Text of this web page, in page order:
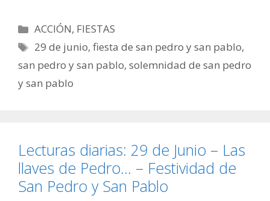
Categorías
ACCIÓN, FIESTAS
Etiquetas
29 de junio,fiesta de san pedro y san pablo,
san pedro y san pablo, solemnidad de san pedro
y san pablo
Lecturas diarias: 29 de Junio – Las
llaves de Pedro… – Festividad de
San Pedro y San Pablo